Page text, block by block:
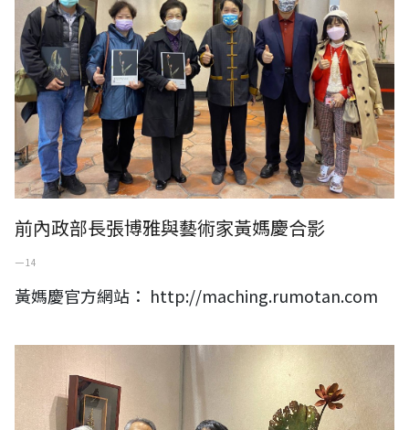
前內政部長張博雅與藝術家黃媽慶合影
一 14
黃媽慶官方網站： http://maching.rumotan.com
ACER宏碁創辦人施振榮夫婦與藝術家黃媽慶合影